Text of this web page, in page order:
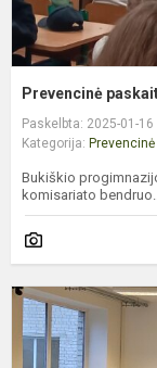
Prevencinė
Paskelbta: 2025-01-16
Kategorija:
Bukiškio
komisariato